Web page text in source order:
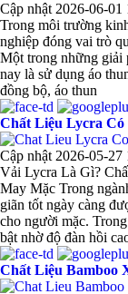
Cập nhật 2026-06-01
Trong môi trường
nghiệp đóng vai trò
Một trong những giải
nay là sử dụng áo
đồng bộ, áo thun
Chất Liệu Lycra
Cập nhật 2026-05-27
Vải Lycra Là Gì?
May Mặc Trong
giãn tốt ngày càng
cho người mặc.
bật nhờ độ đàn hồi
Chất Liệu Bamboo